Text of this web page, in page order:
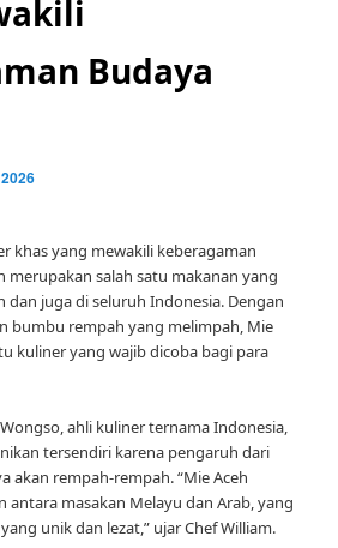
Budaya
khas yang mewakili keberagaman
merupakan salah satu makanan yang
dan juga di seluruh Indonesia. Dengan
bumbu rempah yang melimpah, Mie
kuliner yang wajib dicoba bagi para
ahli kuliner ternama Indonesia,
tersendiri karena pengaruh dari
akan rempah-rempah. “Mie Aceh
antara masakan Melayu dan Arab, yang
unik dan lezat,” ujar Chef William.